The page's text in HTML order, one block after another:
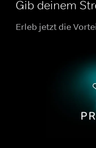
Gib deinem
Erleb jetzt die